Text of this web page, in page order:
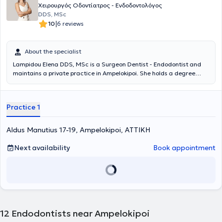
Χειρουργός Οδοντίατρος - Ενδοδοντολόγος
DDS, MSc
10|6 reviews
About the specialist
Lampidou Elena DDS, MSc is a Surgeon Dentist - Endodontist and
maintains a private practice in Ampelokipoi. She holds a degree
postgraduate degree in Endodontics from the University of
training in dental prosthetics and facial aesthetics in the United
Kingdom. She possesses extensive and diverse professional
experience, having worked as a surgeon dentist in Greece and the
United Kingdom. Finally, she actively participates in conferences to
stay updated on scientific advancements and new technologies.
Practice 1
Aldus Manutius 17-19, Ampelokipoi, ΑΤΤΙΚΗ
Next availability
Book appointment
12 Endodontists near Ampelokipoi